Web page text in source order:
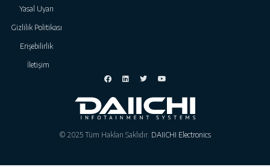
Yasal Uyarı
Gizlilik Politikası
Erişebilirlik
İletişim
© 2025 Tüm Hakları Saklıdır. DAIICHI Electronics